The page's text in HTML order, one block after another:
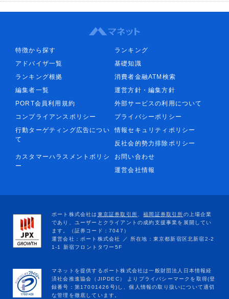
特徴から探す
ランキング
アドバイザ一覧
基礎知識
ランキング根拠
消費者金融ATM検索
編集者一覧
運営方針・編集方針
PORT会員利用規約
外部サービスの利用について
コンプライアンスポリシー
プライバシーポリシー
行動ターゲティング広告につい
て
情報セキュリティポリシー
反社会的勢力排除ポリシー
カスタマーハラスメントポリシ
ー
お問い合わせ
運営会社情報